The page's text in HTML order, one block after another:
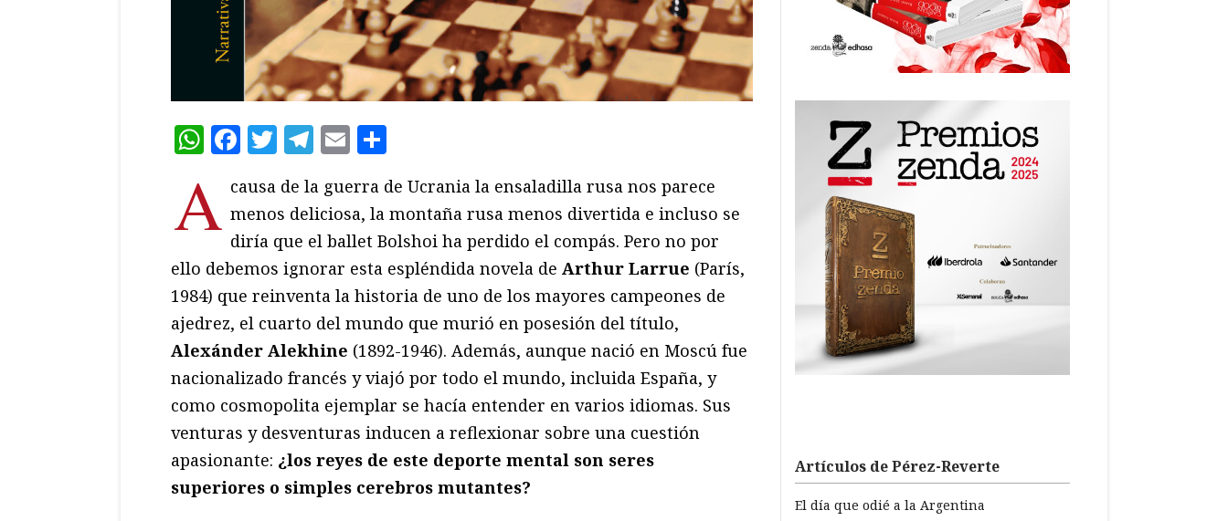
WhatsApp
Facebook
Twitter
Telegram
Email
A causa de la guerra de Ucrania la ensaladilla rusa nos parece
menos deliciosa, la montaña rusa menos divertida e incluso se
diría que el ballet Bolshoi ha perdido el compás. Pero no por
ello debemos ignorar esta espléndida novela de Arthur Larrue (París,
1984) que reinventa la historia de uno de los mayores campeones de
ajedrez, el cuarto del mundo que murió en posesión del título,
Alexánder Alekhine (1892-1946). Además, aunque nació en Moscú fue
nacionalizado francés y viajó por todo el mundo, incluida España, y
como cosmopolita ejemplar se hacía entender en varios idiomas. Sus
venturas y desventuras inducen a reflexionar sobre una cuestión
apasionante: ¿los reyes de este deporte mental son seres
superiores o simples cerebros mutantes?
Artículos de Pérez-Reverte
El día que odié a la Argentina